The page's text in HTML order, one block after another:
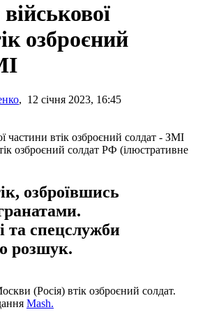
озброєний
, 12 січня 2023, 16:45
озброєний солдат РФ (ілюстративне
озброївшись
та спецслужби
розшук.
(Росія) втік озброєний солдат.
Mash.